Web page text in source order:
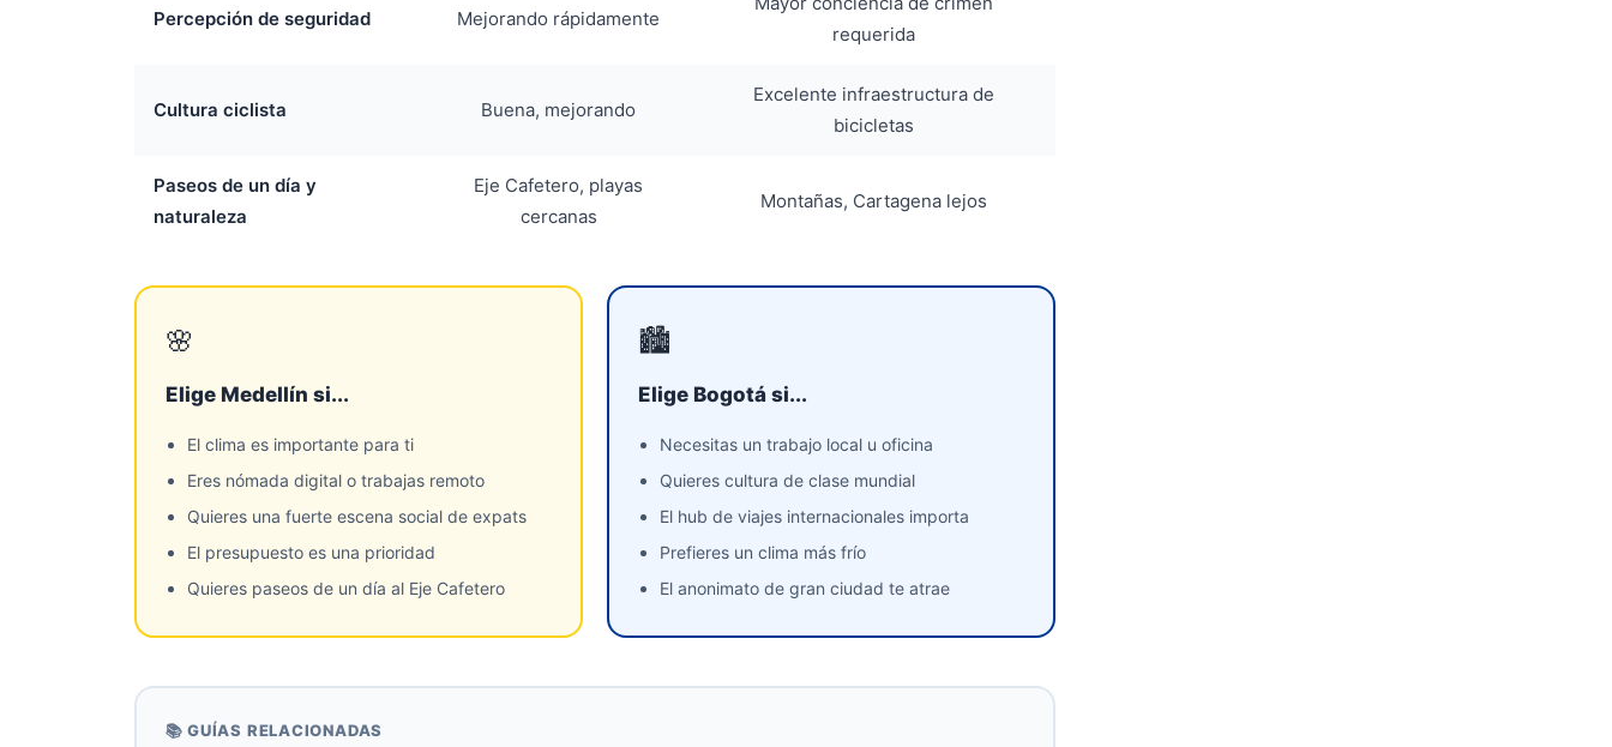
Percepción de seguridad Mejorando rápidamente
requerida
Cultura ciclista Buena, mejorando
Excelente infraestructura de
bicicletas
Paseos de un día y
naturaleza
Eje Cafetero, playas
cercanas
Montañas, Cartagena lejos
🌸
Elige Medellín si...
El clima es importante para ti
Eres nómada digital o trabajas remoto
Quieres una fuerte escena social de expats
El presupuesto es una prioridad
Quieres paseos de un día al Eje Cafetero
🏙️
Elige Bogotá si...
Necesitas un trabajo local u oficina
Quieres cultura de clase mundial
El hub de viajes internacionales importa
Prefieres un clima más frío
El anonimato de gran ciudad te atrae
📚 GUÍAS RELACIONADAS